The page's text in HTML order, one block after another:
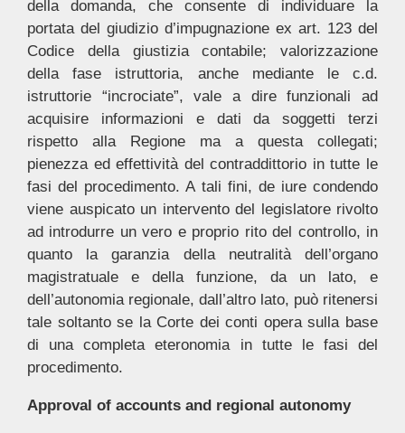
della domanda, che consente di individuare la
portata del giudizio d’impugnazione ex art. 123 del
Codice della giustizia contabile; valorizzazione
della fase istruttoria, anche mediante le c.d.
istruttorie “incrociate”, vale a dire funzionali ad
acquisire informazioni e dati da soggetti terzi
rispetto alla Regione ma a questa collegati;
pienezza ed effettività del contraddittorio in tutte le
fasi del procedimento. A tali fini, de iure condendo
viene auspicato un intervento del legislatore rivolto
ad introdurre un vero e proprio rito del controllo, in
quanto la garanzia della neutralità dell’organo
magistratuale e della funzione, da un lato, e
dell’autonomia regionale, dall’altro lato, può ritenersi
tale soltanto se la Corte dei conti opera sulla base
di una completa eteronomia in tutte le fasi del
procedimento.
Approval of accounts and regional autonomy